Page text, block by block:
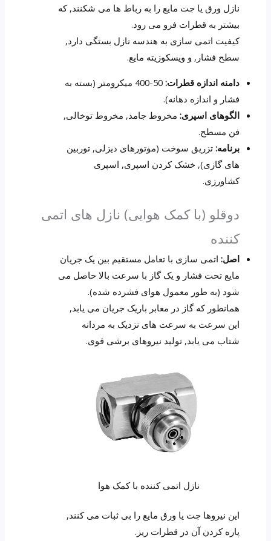
نازل ورق یا جت مایع را به رباط ها می شکنند, که
بیشتر به قطرات فرو می رود.
کیفیت اتمی سازی به هندسه نازل بستگی دارد,
سطح فشار, و ویسکوزیته مایع.
دامنه اندازه قطرات:
50-400 میکرومتر (بسته به
فشار و اندازه دهانه).
الگوهای اسپری:مخروط جامد, مخروط توخالی,
فن مسطح.
برنامه:تزریق سوخت (موتورهای دیزلی, توربین
های گازی), خشک کردن اسپری, اسپری
کشاورزی.
دوقلو (با کمک هوایی) نازل های اتمی
کننده
اصل:اتمی سازی با تعامل مستقیم بین یک جریان
مایع تحت فشار و یک گاز با سرعت بالا حاصل می
شود (به طور معمول هوای فشرده شده).
همانطور که گاز در معابر باریک جریان می یابد,
این سرعت به سرعت های نزدیک به مردانه
شتاب می یابد, تولید نیروهای برشی قوی.
نازل اتمی کننده با کمک هوا
این نیروها جت یا ورق مایع را بی ثبات می کنند,
پاره کردن آن در قطرات ریز.